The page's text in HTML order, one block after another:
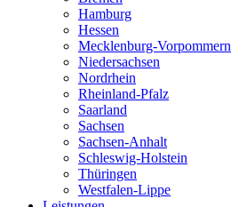
Hamburg
Hessen
Mecklenburg-Vorpommern
Niedersachsen
Nordrhein
Rheinland-Pfalz
Saarland
Sachsen
Sachsen-Anhalt
Schleswig-Holstein
Thüringen
Westfalen-Lippe